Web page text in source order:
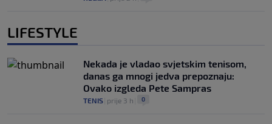
LIFESTYLE
Nekada je vladao svjetskim tenisom,
danas ga mnogi jedva prepoznaju:
Ovako izgleda Pete Sampras
TENIS prije 3 h 0